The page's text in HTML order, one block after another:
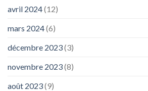
avril 2024(12)
mars 2024(6)
décembre 2023(3)
novembre 2023(8)
août 2023(9)